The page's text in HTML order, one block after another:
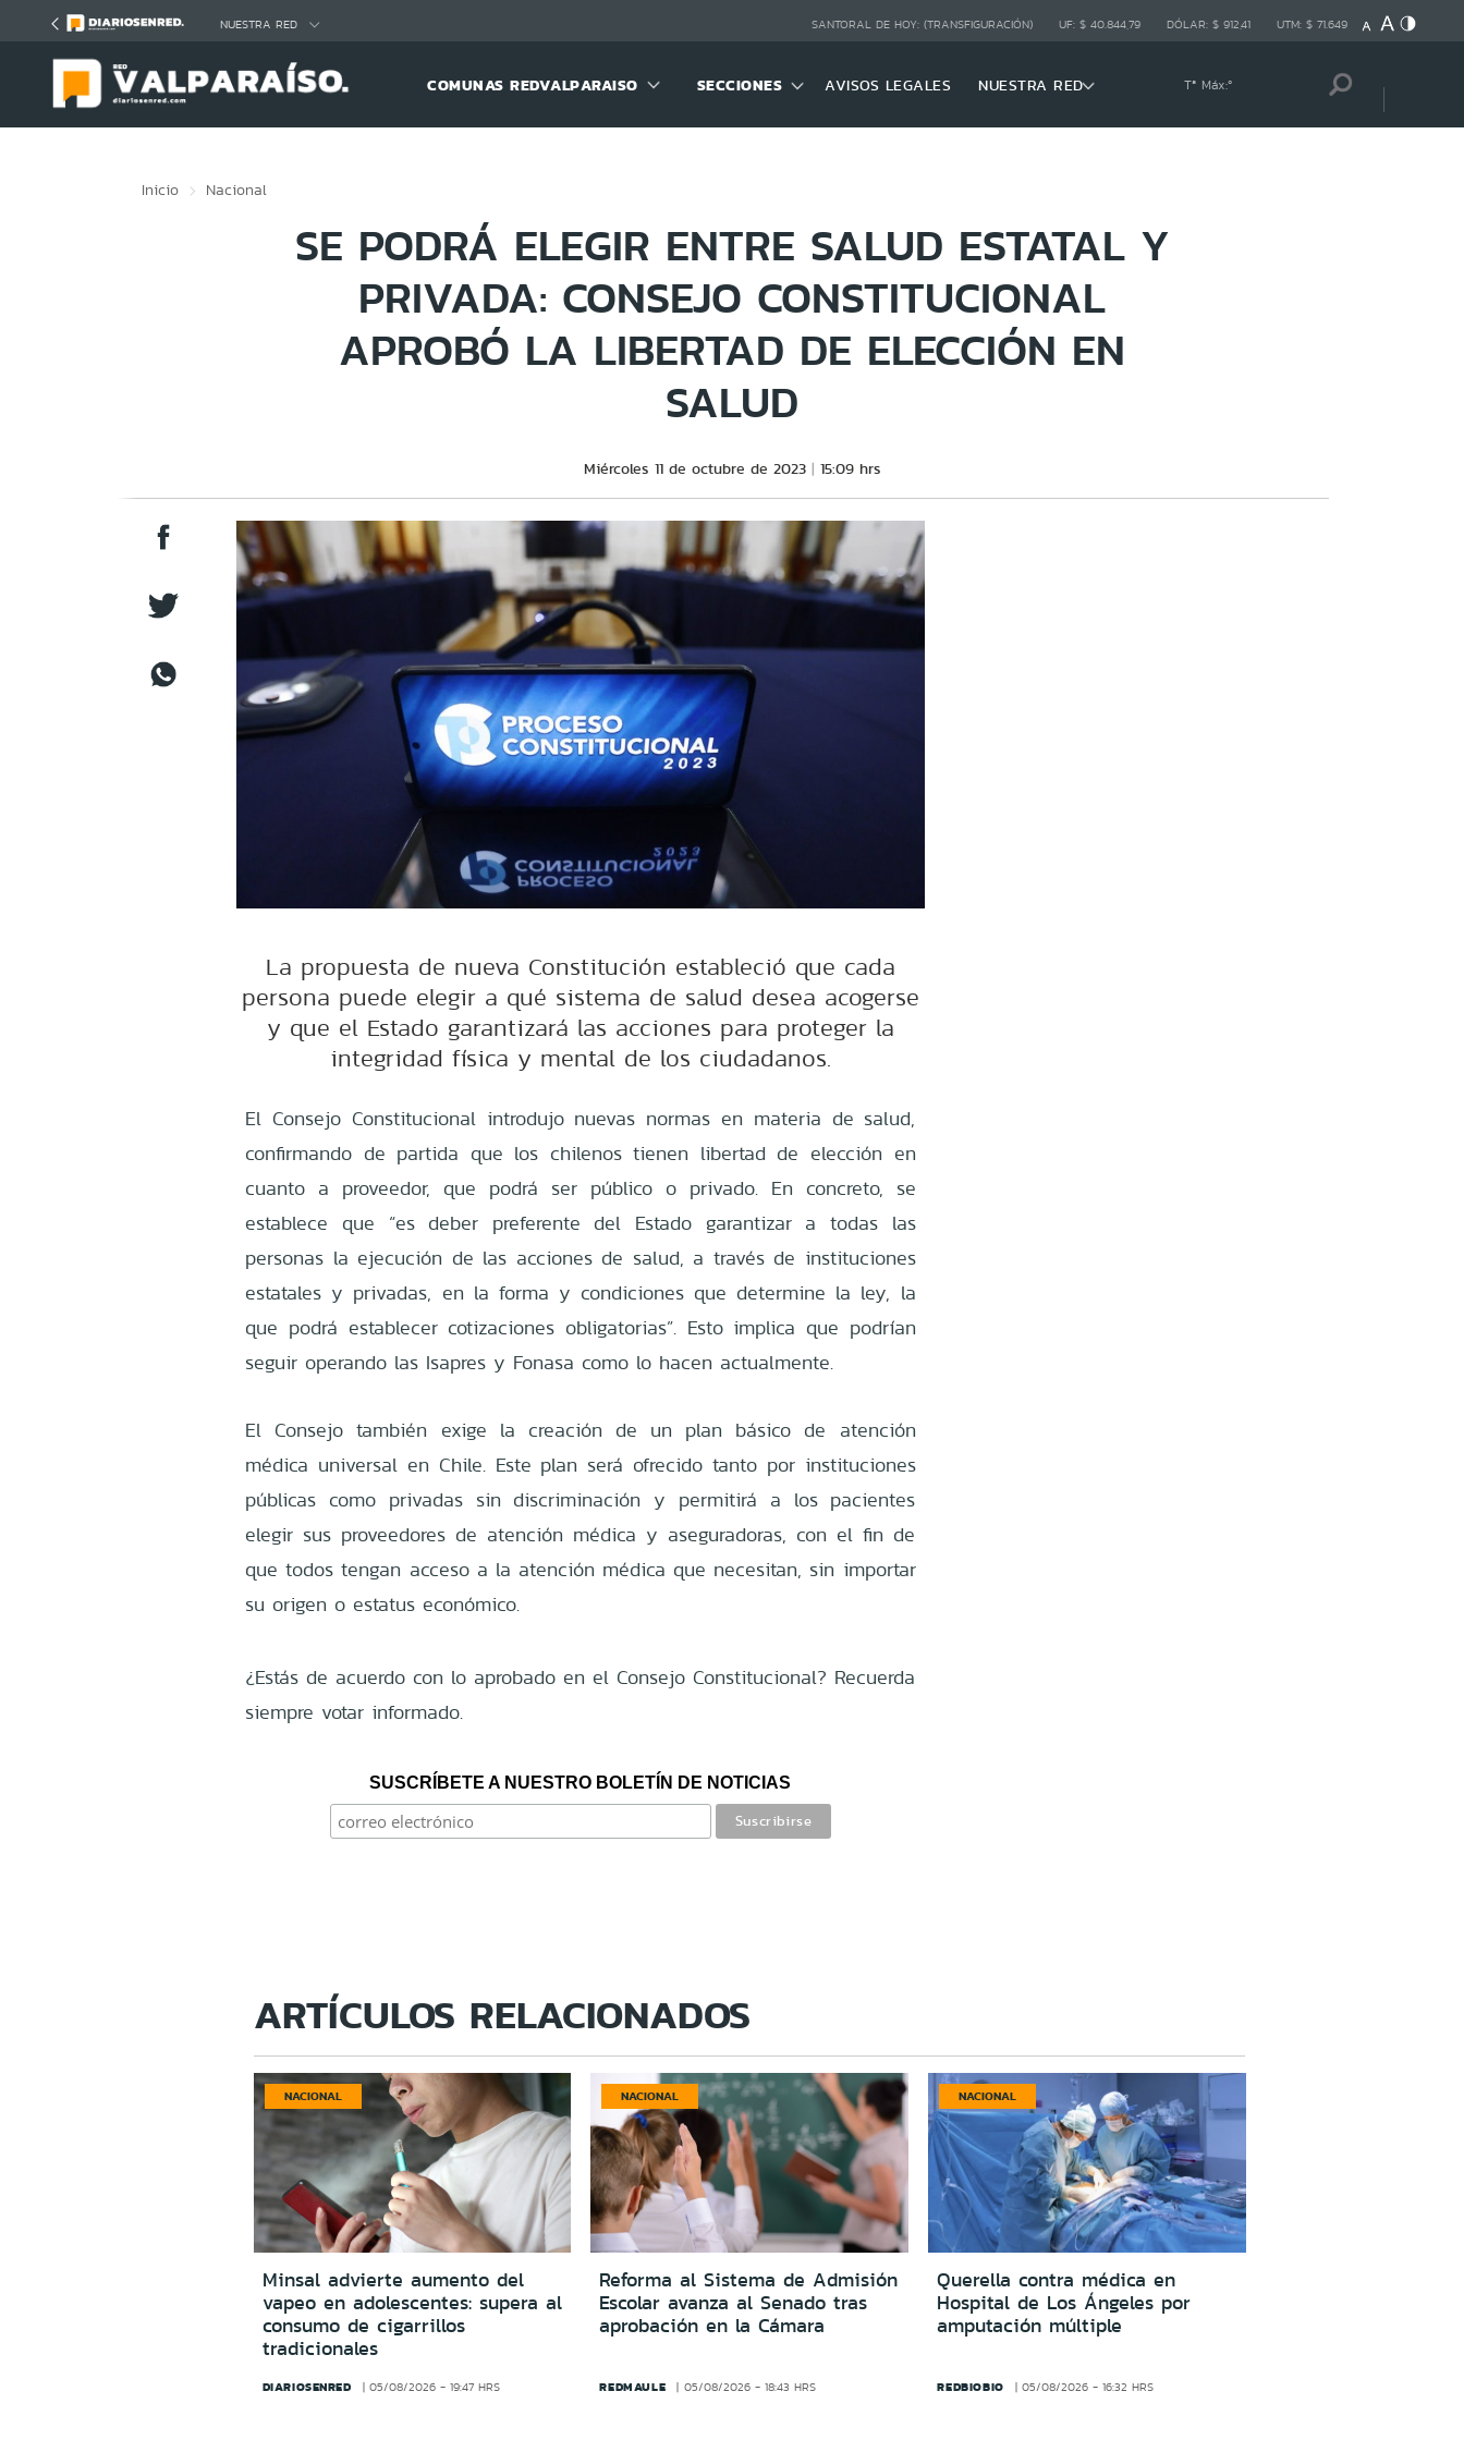
NUESTRA RED SANTORAL DE HOY: (TRANSFIGURACIÓN) UF: $ 40.844,79 DÓLAR: $ 912,41 UTM: $ 71.649
COMUNAS REDVALPARAISO SECCIONES AVISOS LEGALES NUESTRA RED Tª Máx:º
Inicio Nacional
SE PODRÁ ELEGIR ENTRE SALUD ESTATAL Y
PRIVADA: CONSEJO CONSTITUCIONAL
APROBÓ LA LIBERTAD DE ELECCIÓN EN
SALUD
Miércoles 11 de octubre de 2023 15:09 hrs
La propuesta de nueva Constitución estableció que cada
persona puede elegir a qué sistema de salud desea acogerse
y que el Estado garantizará las acciones para proteger la
integridad física y mental de los ciudadanos.
El Consejo Constitucional introdujo nuevas normas en materia de salud,
confirmando de partida que los chilenos tienen libertad de elección en
cuanto a proveedor, que podrá ser público o privado. En concreto, se
establece que “es deber preferente del Estado garantizar a todas las
personas la ejecución de las acciones de salud, a través de instituciones
estatales y privadas, en la forma y condiciones que determine la ley, la
que podrá establecer cotizaciones obligatorias”. Esto implica que podrían
seguir operando las Isapres y Fonasa como lo hacen actualmente.
El Consejo también exige la creación de un plan básico de atención
médica universal en Chile. Este plan será ofrecido tanto por instituciones
públicas como privadas sin discriminación y permitirá a los pacientes
elegir sus proveedores de atención médica y aseguradoras, con el fin de
que todos tengan acceso a la atención médica que necesitan, sin importar
su origen o estatus económico.
¿Estás de acuerdo con lo aprobado en el Consejo Constitucional? Recuerda
siempre votar informado.
SUSCRÍBETE A NUESTRO BOLETÍN DE NOTICIAS
ARTÍCULOS RELACIONADOS
NACIONAL
Minsal advierte aumento del
vapeo en adolescentes: supera al
consumo de cigarrillos
tradicionales
DIARIOSENRED 05/08/2026 - 19:47 HRS
NACIONAL
Reforma al Sistema de Admisión
Escolar avanza al Senado tras
aprobación en la Cámara
REDMAULE 05/08/2026 - 18:43 HRS
NACIONAL
Querella contra médica en
Hospital de Los Ángeles por
amputación múltiple
REDBIOBIO 05/08/2026 - 16:32 HRS